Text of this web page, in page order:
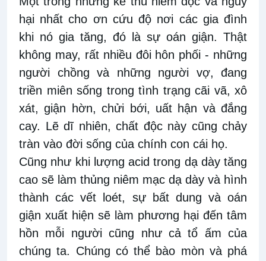
hại nhất cho ơn cứu độ nơi các gia đình
khi nó gia tăng, đó là sự oán giận. Thật
không may, rất nhiều đôi hôn phối - những
người chồng và những người vợ, đang
triền miên sống trong tình trạng cãi vã, xô
xát, giận hờn, chửi bới, uất hận và đắng
cay. Lẽ dĩ nhiên, chất độc này cũng chảy
tràn vào đời sống của chính con cái họ.
Cũng như khi lượng acid trong dạ dày tăng
cao sẽ làm thủng niêm mạc dạ dày và hình
thành các vết loét, sự bất dung và oán
giận xuất hiện sẽ làm phương hại đến tâm
hồn mỗi người cũng như cả tổ ấm của
chúng ta. Chúng có thể bào mòn và phá